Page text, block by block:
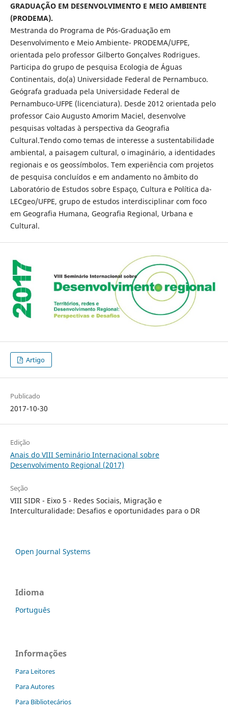
GRADUAÇÃO EM DESENVOLVIMENTO E MEIO AMBIENTE
(PRODEMA).
Mestranda do Programa de Pós-Graduação em
Desenvolvimento e Meio Ambiente- PRODEMA/UFPE,
orientada pelo professor Gilberto Gonçalves Rodrigues.
Participa do grupo de pesquisa Ecologia de Águas
Continentais, do(a) Universidade Federal de Pernambuco.
Geógrafa graduada pela Universidade Federal de
Pernambuco-UFPE (licenciatura). Desde 2012 orientada pelo
professor Caio Augusto Amorim Maciel, desenvolve
pesquisas voltadas à perspectiva da Geografia
Cultural.Tendo como temas de interesse a sustentabilidade
ambiental, a paisagem cultural, o imaginário, a identidades
regionais e os geossímbolos. Tem experiência com projetos
de pesquisa concluídos e em andamento no âmbito do
Laboratório de Estudos sobre Espaço, Cultura e Política da-
LECgeo/UFPE, grupo de estudos interdisciplinar com foco
em Geografia Humana, Geografia Regional, Urbana e
Cultural.
Artigo
Publicado
2017-10-30
Edição
Anais do VIII Seminário Internacional sobre
Desenvolvimento Regional (2017)
Seção
VIII SIDR - Eixo 5 - Redes Sociais, Migração e
Interculturalidade: Desafios e oportunidades para o DR
Open Journal Systems
Idioma
Português
Informações
Para Leitores
Para Autores
Para Bibliotecários